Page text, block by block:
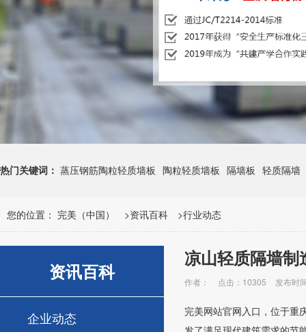
热门关键词： 蒸压钢筋陶粒轻质墙板 陶粒轻质墙板 隔墙板 轻质隔墙
您的位置： 完美（中国） >资讯百科 >行业动态
资讯百科
企业动态
凉山轻质隔墙制
作者： 点击：10305 发布时
完美网站官网入口，位于重